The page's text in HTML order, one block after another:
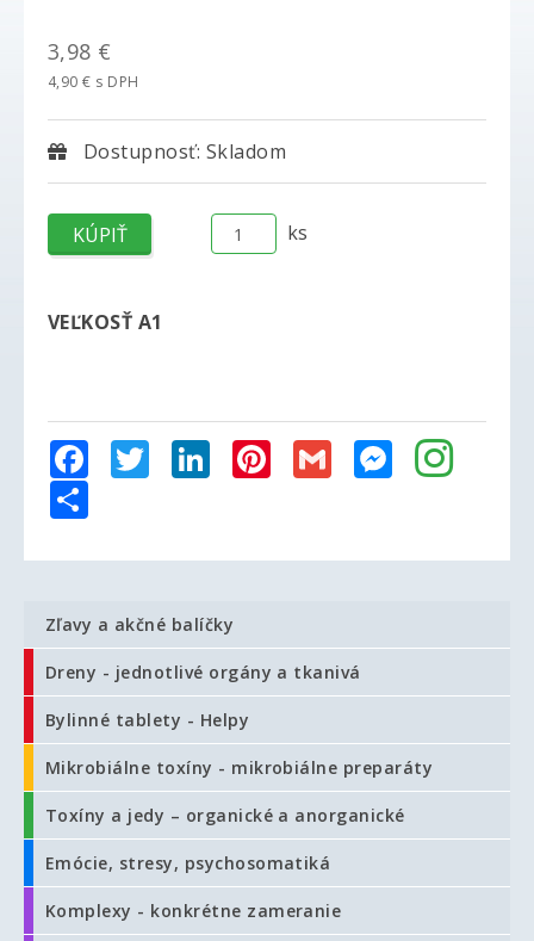
3,98 €
4,90 € s DPH
Dostupnosť: Skladom
ks
VEĽKOSŤ A1
FacebookTwitterLinkedInPinterest
Gmail Messenger
Zľavy a akčné balíčky
Dreny - jednotlivé orgány a tkanivá
Bylinné tablety - Helpy
Mikrobiálne toxíny - mikrobiálne preparáty
Toxíny a jedy – organické a anorganické
Emócie, stresy, psychosomatiká
Komplexy - konkrétne zameranie